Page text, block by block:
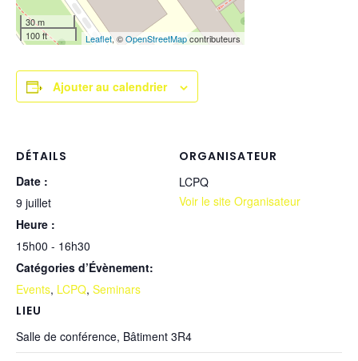
30 m
100 ft
Leaflet, ©OpenStreetMapcontributeurs
Ajouter au calendrier
DÉTAILS
Date :
9 juillet
Heure :
15h00 - 16h30
Catégories d’Évènement:
Events, LCPQ, Seminars
LIEU
Salle de conférence, Bâtiment 3R4
ORGANISATEUR
LCPQ
Voir le site Organisateur